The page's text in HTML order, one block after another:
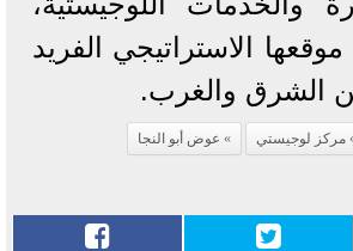
الاستراتيجي الفريد
الشرق والغرب.
مركز لوجيستي عوض أبو النجا